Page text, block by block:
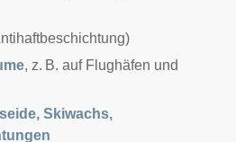
, z. B. auf Flughäfen und
Skiwachs,